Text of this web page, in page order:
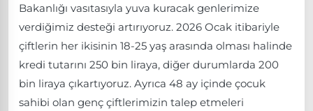
Bakanlığı vasıtasıyla yuva kuracak genlerimize
verdiğimiz desteği artırıyoruz. 2026 Ocak itibariyle
çiftlerin her ikisinin 18-25 yaş arasında olması halinde
kredi tutarını 250 bin liraya, diğer durumlarda 200
bin liraya çıkartıyoruz. Ayrıca 48 ay içinde çocuk
sahibi olan genç çiftlerimizin talep etmeleri